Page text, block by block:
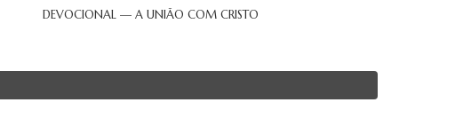
DEVOCIONAL — A UNIÃO COM CRISTO